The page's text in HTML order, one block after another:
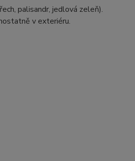
palisandr, jedlová zeleň).
v exteriéru.